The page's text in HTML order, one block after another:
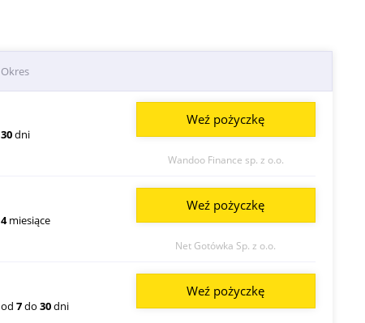
Okres
30dni
Wandoo Finance sp. z o.o.
Weź pożyczkę
4miesiące
Net Gotówka Sp. z o.o.
Weź pożyczkę
od 7do 30dni
Weź pożyczkę